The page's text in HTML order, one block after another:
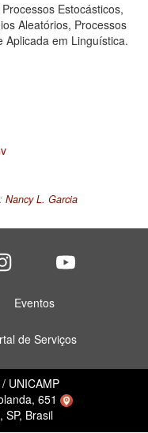
Estocásticos,
Aleatórios, Processos
Aplicada em Linguística.
Nancy L. Garcia
Eventos
de Serviços
UNICAMP
651
SP, Brasil